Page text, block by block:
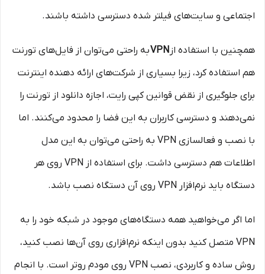
اجتماعی و سایت‌های فیلتر شده دسترسی داشته باشند.
همچنین با استفاده از VPNبه راحتی می‌توان از فایل‌های تورنت
هم استفاده کرد، زیرا بسیاری از شرکت‌های ارائه دهنده اینترنت
برای جلوگیری از نقض قوانین کپی رایت، اجازه دانلود از تورنت را
نمی‌دهند و دسترسی کاربران به این فضا را محدود می‌کنند. اما
با نصب و فعالسازی VPN به راحتی می‌توان به این مدل
اطلاعات هم دسترسی داشت. برای استفاده از VPN روی هر
دستگاه باید نرم‌افزار VPN روی آن دستگاه نصب باشد.
اما اگر می‌خواهید همه دستگاه‌های موجود در شبکه خود را به
VPN متصل کنید بدون اینکه نرم‌افزاری روی آن‌ها نصب کنید،
روش ساده و کاربردی، نصب VPN روی مودم روتر است. با انجام